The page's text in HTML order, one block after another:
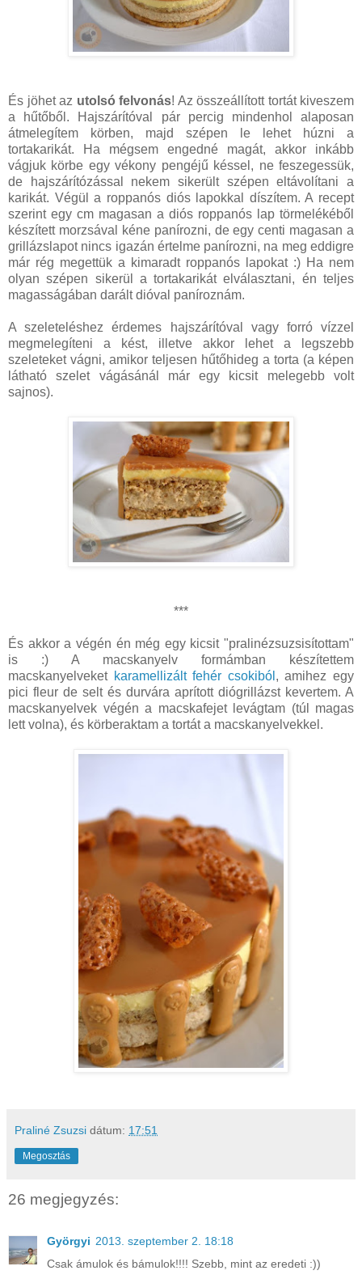
És jöhet az utolsó felvonás! Az összeállított tortát kiveszem
a hűtőből. Hajszárítóval pár percig mindenhol alaposan
átmelegítem körben, majd szépen le lehet húzni a
tortakarikát. Ha mégsem engedné magát, akkor inkább
vágjuk körbe egy vékony pengéjű késsel, ne feszegessük,
de hajszárítózással nekem sikerült szépen eltávolítani a
karikát. Végül a roppanós diós lapokkal díszítem. A recept
szerint egy cm magasan a diós roppanós lap törmelékéből
készített morzsával kéne panírozni, de egy centi magasan a
grillázslapot nincs igazán értelme panírozni, na meg eddigre
már rég megettük a kimaradt roppanós lapokat :) Ha nem
olyan szépen sikerül a tortakarikát elválasztani, én teljes
magasságában darált dióval paníroznám.
A szeleteléshez érdemes hajszárítóval vagy forró vízzel
megmelegíteni a kést, illetve akkor lehet a legszebb
szeleteket vágni, amikor teljesen hűtőhideg a torta (a képen
látható szelet vágásánál már egy kicsit melegebb volt
sajnos).
***
És akkor a végén én még egy kicsit "pralinézsuzsisítottam"
is :) A macskanyelv formámban készítettem
macskanyelveket karamellizált fehér csokiból , amihez egy
pici fleur de selt és durvára aprított diógrillázst kevertem. A
macskanyelvek végén a macskafejet levágtam (túl magas
lett volna), és körberaktam a tortát a macskanyelvekkel.
Praliné Zsuzsi dátum: 17:51
Megosztás
26 megjegyzés:
Györgyi 2013. szeptember 2. 18:18
Csak ámulok és bámulok!!!! Szebb, mint az eredeti :))